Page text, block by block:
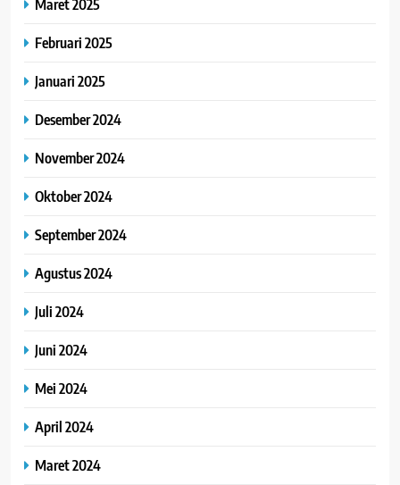
Maret 2025
Februari 2025
Januari 2025
Desember 2024
November 2024
Oktober 2024
September 2024
Agustus 2024
Juli 2024
Juni 2024
Mei 2024
April 2024
Maret 2024